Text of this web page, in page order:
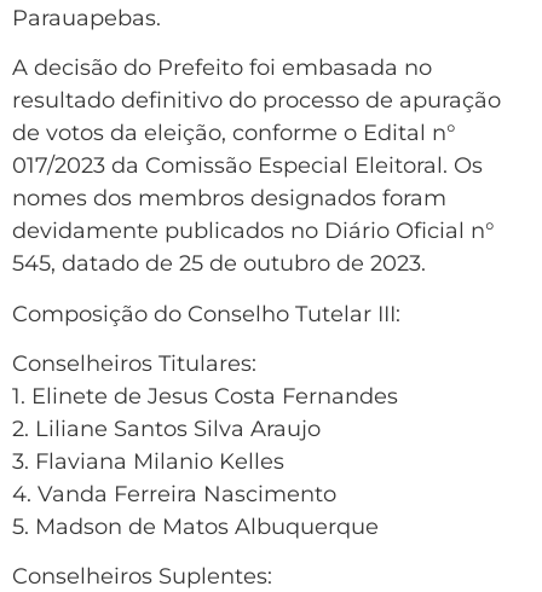
Parauapebas.
A decisão do Prefeito foi embasada no
resultado definitivo do processo de apuração
de votos da eleição, conforme o Edital n°
017/2023 da Comissão Especial Eleitoral. Os
nomes dos membros designados foram
devidamente publicados no Diário Oficial n°
545, datado de 25 de outubro de 2023.
Composição do Conselho Tutelar III:
Conselheiros Titulares:
1. Elinete de Jesus Costa Fernandes
2. Liliane Santos Silva Araujo
3. Flaviana Milanio Kelles
4. Vanda Ferreira Nascimento
5. Madson de Matos Albuquerque
Conselheiros Suplentes: